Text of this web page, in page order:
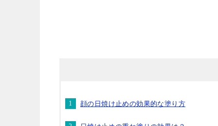
顔の日焼け止めの効果的な塗り方